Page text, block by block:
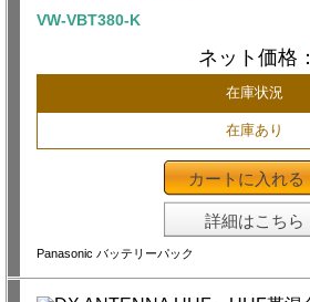
VW-VBT380-K
ネット価格：
在庫状況
在庫あり
カートに入れる
詳細はこちら
Panasonic バッテリーパック